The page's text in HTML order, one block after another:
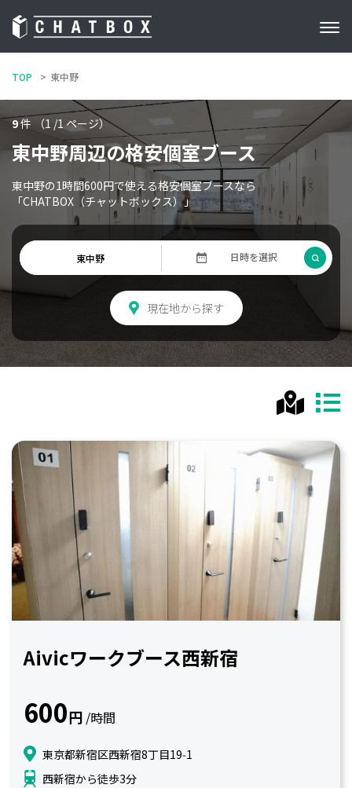
TOP 東中野
9件 （1 /1 ページ）
東中野周辺の格安個室ブース
東中野の1時間600円で使える格安個室ブースなら
「CHATBOX（チャットボックス）」
現在地から探す
Aivicワークブース西新宿
600円 /時間
東京都新宿区西新宿8丁目19‑1
西新宿から徒歩3分